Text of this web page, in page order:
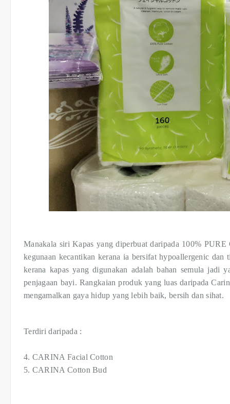
Manakala siri Kapas yang diperbuat daripada 100%
kegunaan kecantikan kerana ia bersifat hypoallergenic
kerana kapas yang digunakan adalah bahan semula jadi
penjagaan bayi. Rangkaian produk yang luas daripada
mengamalkan gaya hidup yang lebih baik, bersih dan sihat.
Terdiri daripada :
4. CARINA Facial Cotton
5. CARINA Cotton Bud